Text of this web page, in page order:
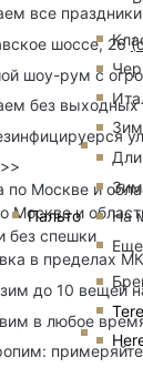
Пальто
На
Еще
все
шоссе, 26(
шоу-рум с
без
Москве и
без спешки
в пределах
до 10 вещей
в любое